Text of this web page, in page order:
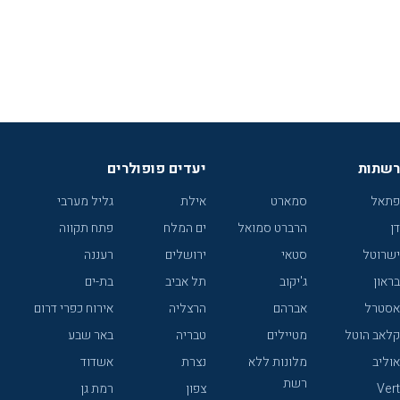
רשתות
פתאל
דן
ישרוטל
בראון
אסטרל
קלאב הוטל
אוליב
Vert
סמארט
הרברט סמואל
סטאי
ג'יקוב
אברהם
מטיילים
מלונות ללא
רשת
יעדים פופולרים
אילת
ים המלח
ירושלים
תל אביב
הרצליה
טבריה
נצרת
צפון
גליל מערבי
פתח תקווה
רעננה
בת-ים
אירוח כפרי דרום
באר שבע
אשדוד
רמת גן